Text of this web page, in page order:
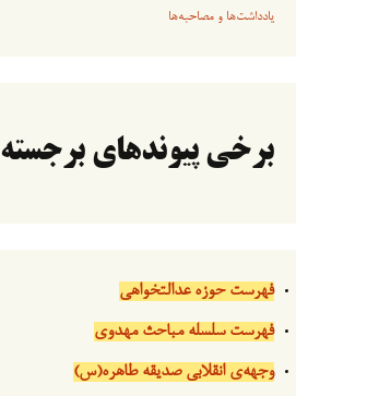
یادداشت‌ها و مصاحبه‌ها
برخی پیوندهای برجسته
فهرست حوزه عدالتخواهی
فهرست سلسله مباحث مهدوی
وجهه‌ی انقلابی صدیقه طاهره(س)